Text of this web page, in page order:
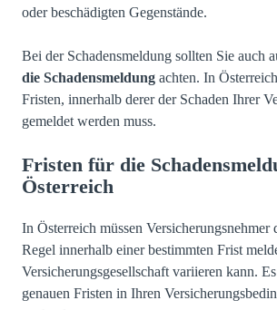
oder beschädigten Gegenstände.
Bei der Schadensmeldung sollten Sie auch
die Schadensmeldung achten. In
Fristen, innerhalb derer der Schaden Ihrer
gemeldet werden muss.
Fristen für die
Österreich
In Österreich müssen Versicherungsnehmer
Regel innerhalb einer bestimmten Frist
Versicherungsgesellschaft variieren kann.
genauen Fristen in Ihren